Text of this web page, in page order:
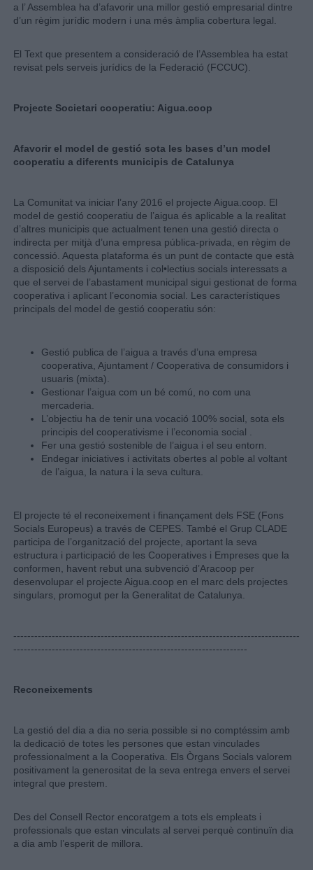
a l’ Assemblea ha d’afavorir una millor gestió empresarial dintre
d’un règim jurídic modern i una més àmplia cobertura legal.
El Text que presentem a consideració de l’Assemblea ha estat
revisat pels serveis jurídics de la Federació (FCCUC).
Projecte Societari cooperatiu: Aigua.coop
Afavorir el model de gestió sota les bases d’un model
cooperatiu a diferents municipis de Catalunya
La Comunitat va iniciar l’any 2016 el projecte Aigua.coop. El
model de gestió cooperatiu de l’aigua és aplicable a la realitat
d’altres municipis que actualment tenen una gestió directa o
indirecta per mitjà d’una empresa pública-privada, en règim de
concessió. Aquesta plataforma és un punt de contacte que està
a disposició dels Ajuntaments i col•lectius socials interessats a
que el servei de l’abastament municipal sigui gestionat de forma
cooperativa i aplicant l’economia social. Les característiques
principals del model de gestió cooperatiu són:
Gestió publica de l’aigua a través d’una empresa
cooperativa, Ajuntament / Cooperativa de consumidors i
usuaris (mixta).
Gestionar l’aigua com un bé comú, no com una
mercaderia.
L’objectiu ha de tenir una vocació 100% social, sota els
principis del cooperativisme i l’economia social .
Fer una gestió sostenible de l’aigua i el seu entorn.
Endegar iniciatives i activitats obertes al poble al voltant
de l’aigua, la natura i la seva cultura.
El projecte té el reconeixement i finançament dels FSE (Fons
Socials Europeus) a través de CEPES. També el Grup CLADE
participa de l’organització del projecte, aportant la seva
estructura i participació de les Cooperatives i Empreses que la
conformen, havent rebut una subvenció d’Aracoop per
desenvolupar el projecte Aigua.coop en el marc dels projectes
singulars, promogut per la Generalitat de Catalunya.
----------------------------------------------------------------------------------
-------------------------------------------------------------------
Reconeixements
La gestió del dia a dia no seria possible si no comptéssim amb
la dedicació de totes les persones que estan vinculades
professionalment a la Cooperativa. Els Òrgans Socials valorem
positivament la generositat de la seva entrega envers el servei
integral que prestem.
Des del Consell Rector encoratgem a tots els empleats i
professionals que estan vinculats al servei perquè continuïn dia
a dia amb l’esperit de millora.